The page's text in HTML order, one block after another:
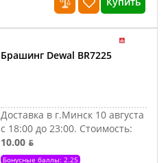
Брашинг Dewal BR7225
Доставка в г.Минск 10 августа
с 18:00 до 23:00. Стоимость:
10.00 ƃ
Бонусные баллы: 2.25